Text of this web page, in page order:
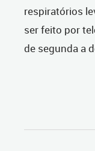
respiratórios
ser feito por
de segunda a